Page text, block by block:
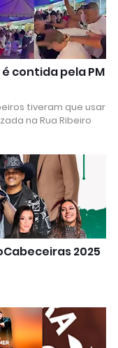
contida pela PM
tiveram que usar
na Rua Ribeiro
2025